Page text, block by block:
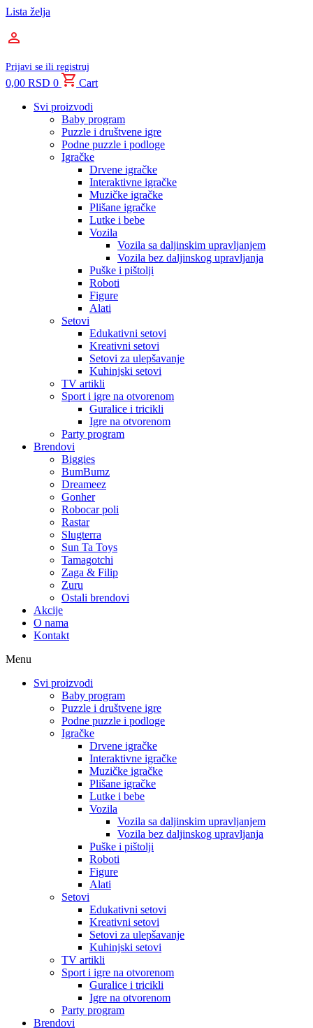
Lista želja
Prijavi se ili registruj
0,00 RSD 0
Cart
Svi proizvodi
Baby program
Puzzle i društvene igre
Podne puzzle i podloge
Igračke
Drvene igračke
Interaktivne igračke
Muzičke igračke
Plišane igračke
Lutke i bebe
Vozila
Vozila sa daljinskim upravljanjem
Vozila bez daljinskog upravljanja
Puške i pištolji
Roboti
Figure
Alati
Setovi
Edukativni setovi
Kreativni setovi
Setovi za ulepšavanje
Kuhinjski setovi
TV artikli
Sport i igre na otvorenom
Guralice i tricikli
Igre na otvorenom
Party program
Brendovi
Biggies
BumBumz
Dreameez
Gonher
Robocar poli
Rastar
Slugterra
Sun Ta Toys
Tamagotchi
Zaga & Filip
Zuru
Ostali brendovi
Akcije
O nama
Kontakt
Menu
Svi proizvodi
Baby program
Puzzle i društvene igre
Podne puzzle i podloge
Igračke
Drvene igračke
Interaktivne igračke
Muzičke igračke
Plišane igračke
Lutke i bebe
Vozila
Vozila sa daljinskim upravljanjem
Vozila bez daljinskog upravljanja
Puške i pištolji
Roboti
Figure
Alati
Setovi
Edukativni setovi
Kreativni setovi
Setovi za ulepšavanje
Kuhinjski setovi
TV artikli
Sport i igre na otvorenom
Guralice i tricikli
Igre na otvorenom
Party program
Brendovi